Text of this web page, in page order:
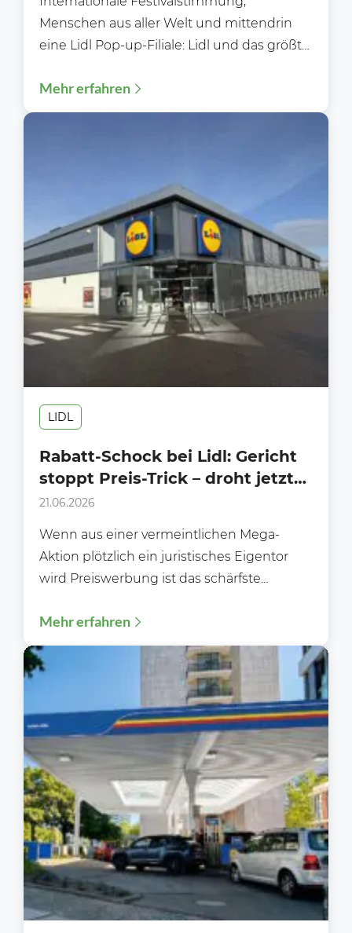
Menschen aus aller Welt und mittendrin
eine Lidl Pop-up-Filiale: Lidl und das größte
Welt...
Mehr erfahren
LIDL
Rabatt-Schock bei Lidl: Gericht
stoppt Preis-Trick – droht jetzt
der Werbe-Kahlschlag im
21.06.2026
Wenn aus einer vermeintlichen Mega-
Aktion plötzlich ein juristisches Eigentor
wird Preiswerbung ist das schärfste
Lebensmittelhandels. Kaum ein Prospekt
kommt...
Mehr erfahren